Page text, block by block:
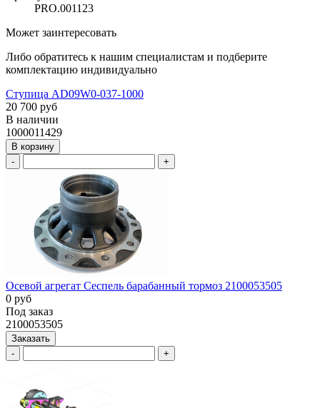
PRO.001123
Может заинтересовать
Либо обратитесь к нашим специалистам и подберите
комплектацию индивидуально
Ступица AD09W0-037-1000
20 700 руб
В наличии
1000011429
В корзину
-
+
Осевой агрегат Сеспель барабанный тормоз 2100053505
0 руб
Под заказ
2100053505
Заказать
-
+